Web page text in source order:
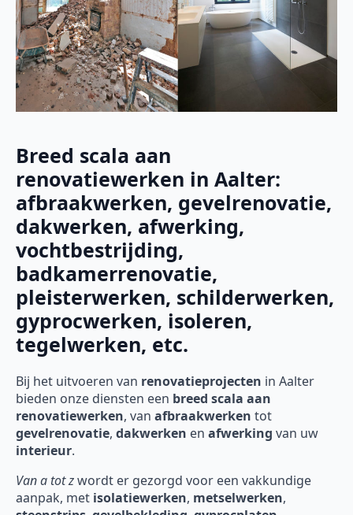
Breed scala aan
renovatiewerken in Aalter:
afbraakwerken, gevelrenovatie,
dakwerken, afwerking,
vochtbestrijding,
badkamerrenovatie,
pleisterwerken, schilderwerken,
gyprocwerken, isoleren,
tegelwerken, etc.
Bij het uitvoeren van renovatieprojecten in Aalter
bieden onze diensten een breed scala aan
renovatiewerken, van afbraakwerken tot
gevelrenovatie, dakwerken en afwerking van uw
interieur.
Van a tot zwordt er gezorgd voor een vakkundige
aanpak, met isolatiewerken, metselwerken,